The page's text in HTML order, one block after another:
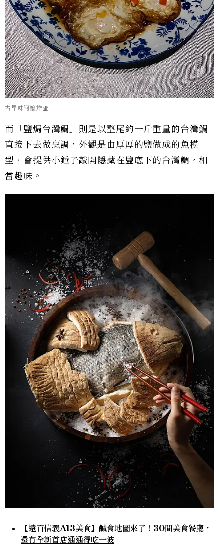
古早味阿嬤炸蛋
而「鹽焗台灣鯛」則是以整尾約一斤重量的台灣鯛
直接下去做烹調，外觀是由厚厚的鹽做成的魚模
型，會提供小錘子敲開隱藏在鹽底下的台灣鯛，相
當趣味。
【遠百信義A13美食】鹹食地圖來了！30間美食餐廳，
還有全新首店通通得吃一波